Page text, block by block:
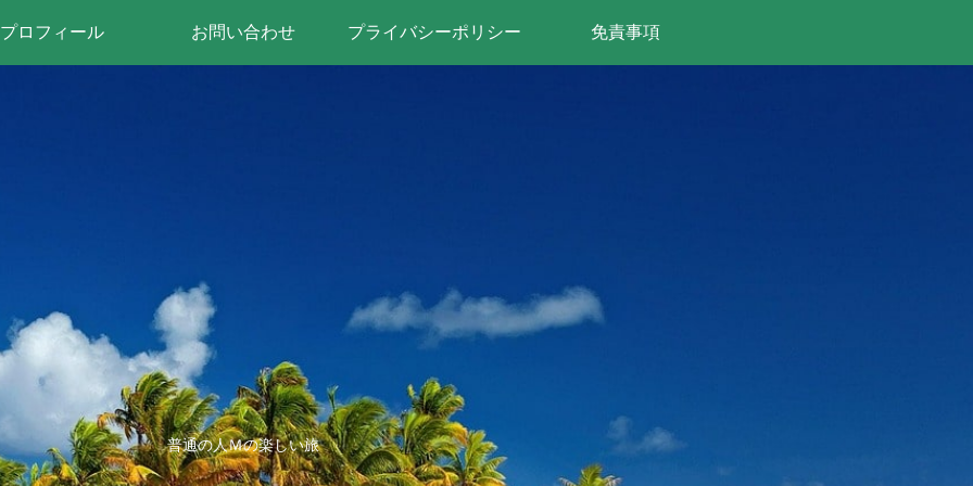
普通の人Ｍの楽しい旅
プロフィール お問い合わせ プライバシーポリシー 免責事項